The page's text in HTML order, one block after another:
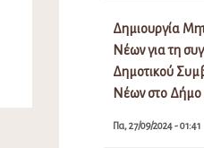
Δημιουργία
Νέων για τη
Δημοτικού
Νέων στο Δήμο
Πα, 27/09/2024 - 01:41